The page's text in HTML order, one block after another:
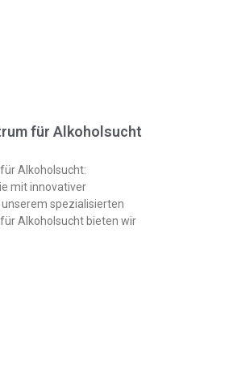
für Alkoholsucht
Alkoholsucht:
mit innovativer
unserem spezialisierten
Alkoholsucht bieten wir